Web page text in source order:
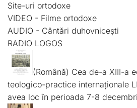
Site-uri ortodoxe
VIDEO - Filme ortodoxe
AUDIO - Cântări duhovnicești
RADIO LOGOS
(Română) Cea de-a XIII-a
teologico-practice internaționale
avea loc în perioada 7-8